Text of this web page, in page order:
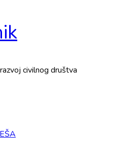
civilnog društva